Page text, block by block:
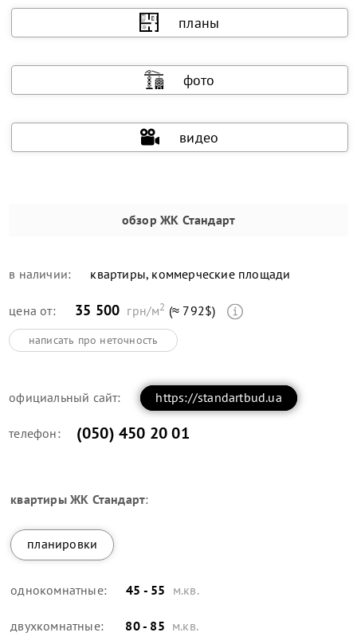
планы
фото
видео
обзор ЖК Стандарт
в наличии: квартиры, коммерческие площади
цена от: 35 500 грн/м2 (≈ 792$)
написать про неточность
официальный сайт: https://standartbud.ua
телефон: (050) 450 20 01
квартирыЖК Стандарт:
планировки
однокомнатные: 45 - 55 м.кв.
двухкомнатные: 80 - 85 м.кв.